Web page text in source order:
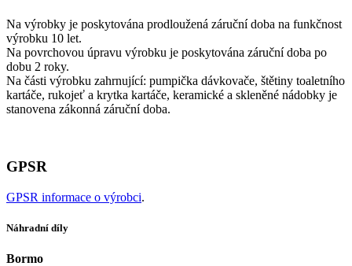
Na výrobky je poskytována prodloužená záruční doba na funkčnost
výrobku 10 let.
Na povrchovou úpravu výrobku je poskytována záruční doba po
dobu 2 roky.
Na části výrobku zahrnující: pumpička dávkovače, štětiny toaletního
kartáče, rukojeť a krytka kartáče, keramické a skleněné nádobky je
stanovena zákonná záruční doba.
GPSR
GPSR informace o výrobci.
Náhradní díly
Bormo